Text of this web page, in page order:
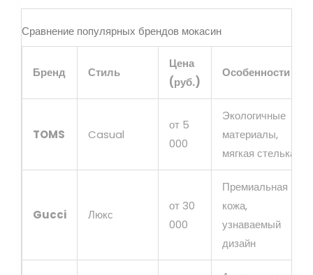
Сравнение популярных брендов мокасин
Бренд Стиль
Цена
(руб.)
Особенности
TOMS Casual
от 5
000
Экологичные
материалы,
мягкая стелька
Gucci Люкс
от 30
000
Премиальная
кожа,
узнаваемый
дизайн